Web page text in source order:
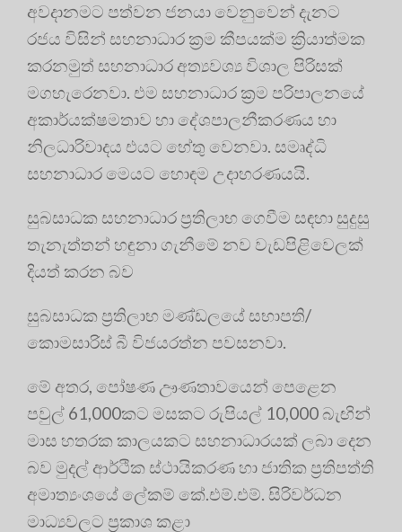
අවදානමට පත්වන ජනයා වෙනුවෙන් දැනට
රජය විසින් සහනාධාර ක්‍රම කීපයක්ම ක්‍රියාත්මක
කරනමුත් සහනාධාර අත්‍යවශ්‍ය විශාල පිරිසක්
මගහැරෙනවා. එම සහනාධාර ක්‍රම පරිපාලනයේ
අකාර්යක්ෂමතාව හා දේශපාලනීකරණය හා
නිලධාරිවාදය එයට හේතු වෙනවා. සමෘද්ධි
සහනාධාර මෙයට හොඳම උදාහරණයයි.
සුබසාධක සහනාධාර ප්‍රතිලාභ ගෙවීම සඳහා සුදුසු
තැනැත්තන් හඳුනා ගැනීමේ නව වැඩපිළිවෙලක්
දියත් කරන බව
සුබසාධක ප්‍රතිලාභ මණ්ඩලයේ සභාපති/
කොමසාරිස් බී විජයරත්න පවසනවා.
මේ අතර, පෝෂණ ඌණතාවයෙන් පෙළෙන
පවුල් 61,000කට මසකට රුපියල් 10,000 බැඟින්
මාස හතරක කාලයකට සහනාධාරයක් ලබා දෙන
බව මුදල් ආර්ථික ස්ථායිකරණ හා ජාතික ප්‍රතිපත්ති
අමාත්‍යංශයේ ලේකම් කේ.එම්.එම්. සිරිවර්ධන
මාධ්‍යවලට ප්‍රකාශ කළා